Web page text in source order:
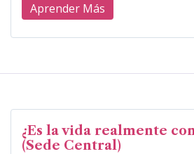
Aprender Más
¿Es la vida realmente
(Sede Central)